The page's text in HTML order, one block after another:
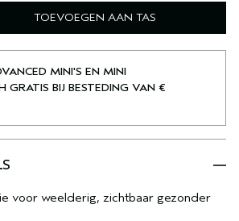
TOEVOEGEN AAN TAS
MINI'S EN MINI
GRATIS BIJ BESTEDING VAN €
voor weelderig, zichtbaar gezonder